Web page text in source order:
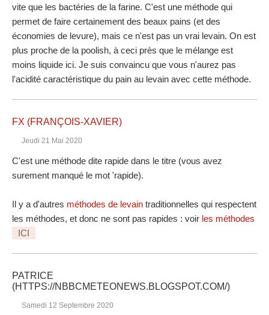
vite que les bactéries de la farine. C'est une méthode qui
permet de faire certainement des beaux pains (et des
économies de levure), mais ce n'est pas un vrai levain. On est
plus proche de la poolish, à ceci près que le mélange est
moins liquide ici. Je suis convaincu que vous n'aurez pas
l'acidité caractéristique du pain au levain avec cette méthode.
FX (FRANÇOIS-XAVIER)
Jeudi 21 Mai 2020
C'est une méthode dite rapide dans le titre (vous avez
surement manqué le mot 'rapide).
Il y a d'autres méthodes de levain traditionnelles qui respectent
les méthodes, et donc ne sont pas rapides : voir les méthodes
ICI
PATRICE
(HTTPS://NBBCMETEONEWS.BLOGSPOT.COM/)
Samedi 12 Septembre 2020